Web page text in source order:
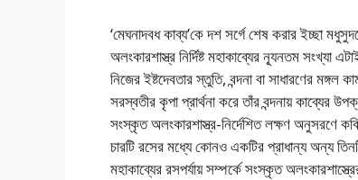
‘মেঘনাদবধ কাব্য’কে দশ সর্গে শেষ করার ইচ্ছা
অলংকারশাস্ত্র নির্দিষ্ট মহাকাব্যের ন্যূনতম
নিজের ইষ্টদেবতার স্তুতি, বন্দনা বা সাধারণের
সরস্বতীর কৃপা প্রার্থনা করে তাঁর বন্দনায় কাব্যের
সংস্কৃত অলংকারশাস্ত্র-নির্দেশিত লক্ষণ অনুসরণে
চারটি রসের মধ্যে কোনও একটির প্রাধান্য অন্য
মহাকাব্যের রসপর্যায় সম্পর্কে সংস্কৃত